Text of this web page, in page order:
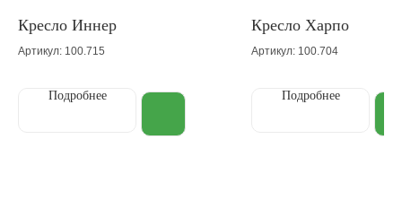
Кресло Иннер
Артикул: 100.715
Подробнее
Кресло Харпо
Артикул: 100.704
Подробнее